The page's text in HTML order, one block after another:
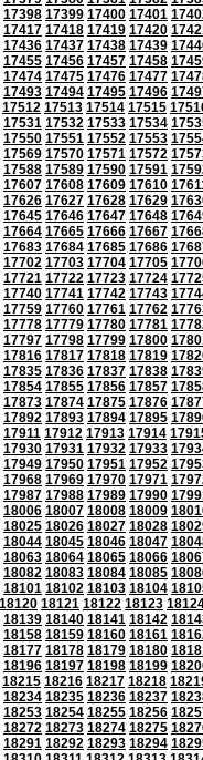
17398 17399 17400 17401
17417 17418 17419 17420
17436 17437 17438 17439
17455 17456 17457 17458
17474 17475 17476 17477
17493 17494 17495 17496
17512 17513 17514 17515
17531 17532 17533 17534
17550 17551 17552 17553
17569 17570 17571 17572
17588 17589 17590 17591
17607 17608 17609 17610
17626 17627 17628 17629
17645 17646 17647 17648
17664 17665 17666 17667
17683 17684 17685 17686
17702 17703 17704 17705
17721 17722 17723 17724
17740 17741 17742 17743
17759 17760 17761 17762
17778 17779 17780 17781
17797 17798 17799 17800
17816 17817 17818 17819
17835 17836 17837 17838
17854 17855 17856 17857
17873 17874 17875 17876
17892 17893 17894 17895
17911 17912 17913 17914
17930 17931 17932 17933
17949 17950 17951 17952
17968 17969 17970 17971
17987 17988 17989 17990
18006 18007 18008 18009
18025 18026 18027 18028
18044 18045 18046 18047
18063 18064 18065 18066
18082 18083 18084 18085
18101 18102 18103 18104
18120 18121 18122 18123
18139 18140 18141 18142
18158 18159 18160 18161
18177 18178 18179 18180
18196 18197 18198 18199
18215 18216 18217 18218
18234 18235 18236 18237
18253 18254 18255 18256
18272 18273 18274 18275
18291 18292 18293 18294